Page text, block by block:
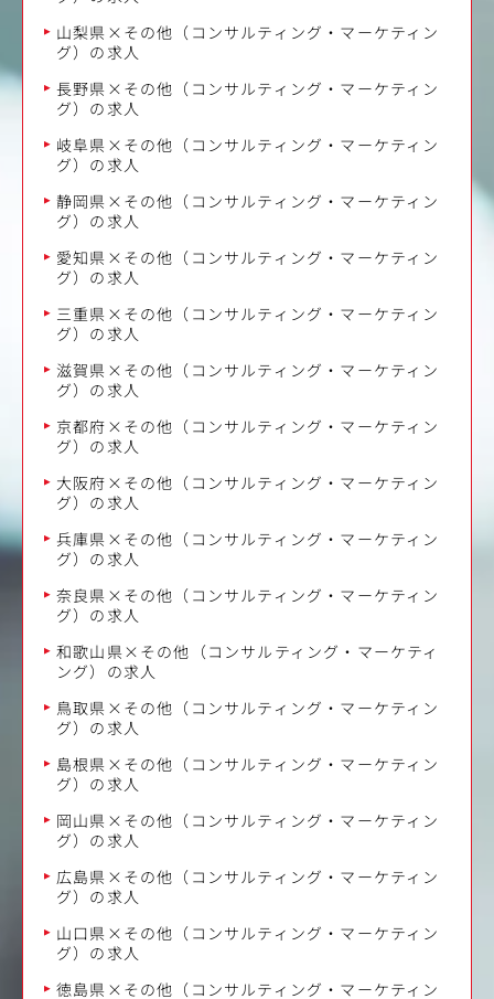
山梨県×その他（コンサルティング・マーケティン
グ）の求人
長野県×その他（コンサルティング・マーケティン
グ）の求人
岐阜県×その他（コンサルティング・マーケティン
グ）の求人
静岡県×その他（コンサルティング・マーケティン
グ）の求人
愛知県×その他（コンサルティング・マーケティン
グ）の求人
三重県×その他（コンサルティング・マーケティン
グ）の求人
滋賀県×その他（コンサルティング・マーケティン
グ）の求人
京都府×その他（コンサルティング・マーケティン
グ）の求人
大阪府×その他（コンサルティング・マーケティン
グ）の求人
兵庫県×その他（コンサルティング・マーケティン
グ）の求人
奈良県×その他（コンサルティング・マーケティン
グ）の求人
和歌山県×その他（コンサルティング・マーケティ
ング）の求人
鳥取県×その他（コンサルティング・マーケティン
グ）の求人
島根県×その他（コンサルティング・マーケティン
グ）の求人
岡山県×その他（コンサルティング・マーケティン
グ）の求人
広島県×その他（コンサルティング・マーケティン
グ）の求人
山口県×その他（コンサルティング・マーケティン
グ）の求人
徳島県×その他（コンサルティング・マーケティン